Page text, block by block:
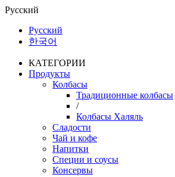
Русский
Русский
한국어
КАТЕГОРИИ
Продукты
Колбасы
Традиционные колбасы
/
Колбасы Халяль
Сладости
Чай и кофе
Напитки
Специи и соусы
Консервы